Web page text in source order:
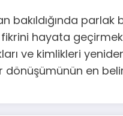
bakıldığında
hayata
ve kimlikleri
en